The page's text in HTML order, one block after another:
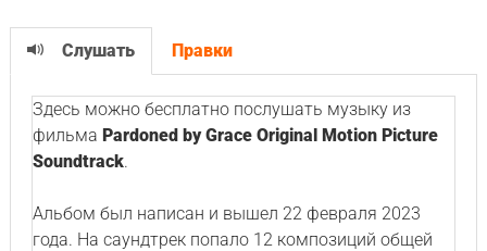
Слушать Правки
Здесь можно бесплатно послушать музыку из
фильма Pardoned by Grace Original Motion Picture
Soundtrack.
Альбом был написан и вышел 22 февраля 2023
года. На саундтрек попало 12 композиций общей